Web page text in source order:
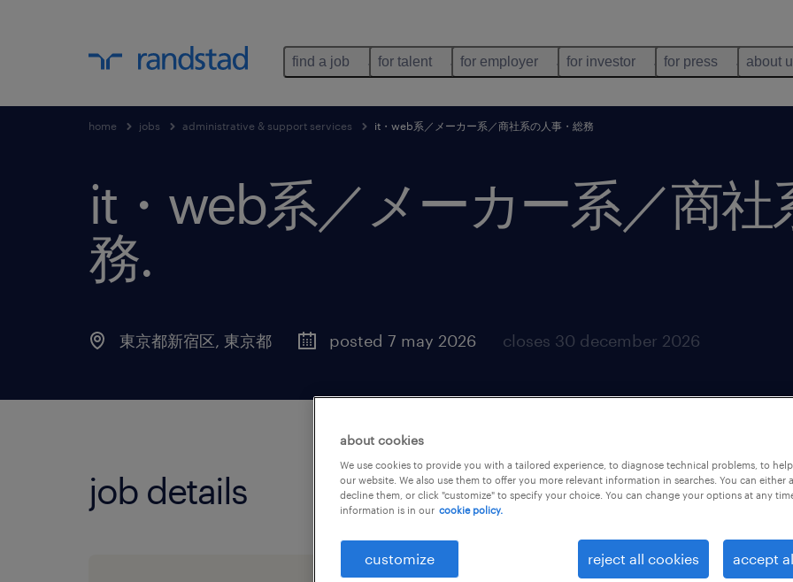
find a job for talent for employer for investor for press about
home jobs administrative & support services it・web系／メーカー系／商社系の人事・総務
it・web系／メーカー系／商社
務.
東京都新宿区, 東京都 posted 7 may 2026 closes 30 december 2026
job details
about cookies
We use cookies to provide you with a tailored experience, to diagnose technical problems, to
our website. We also use them to offer you more relevant information in searches. You can either
decline them, or click "customize" to specify your choice. You can change your options at any
information is in our cookie policy.
customize reject all cookies accept